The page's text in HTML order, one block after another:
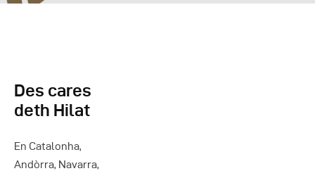
Des cares
deth Hilat
En Catalonha,
Andòrra, Navarra,